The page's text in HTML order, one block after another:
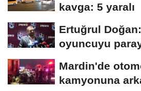
kavga: 5 yaralı
Ertuğrul
oyuncuyu
Mardin'de
kamyonuna